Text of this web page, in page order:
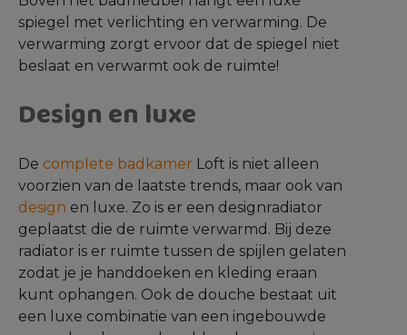
spiegel met verlichting en verwarming. De
verwarming zorgt ervoor dat de spiegel niet
beslaat en verwarmt ook de ruimte!
Design en luxe
De complete badkamer Loft is niet alleen
voorzien van de laatste trends, maar ook van
design en luxe. Zo is er een designradiator
geplaatst die de ruimte verwarmd. Bij deze
radiator is er ruimte tussen de spijlen gelaten
zodat je je handdoeken en kleding eraan
kunt ophangen. Ook de douche bestaat uit
een luxe combinatie van een ingebouwde